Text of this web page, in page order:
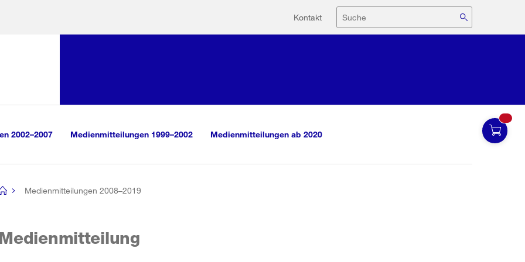
Hilfsnavigation
Kontakt Suche
2002–2007 Medienmitteilungen 1999–2002 Medienmitteilungen ab 2020
Medienmitteilungen 2008–2019